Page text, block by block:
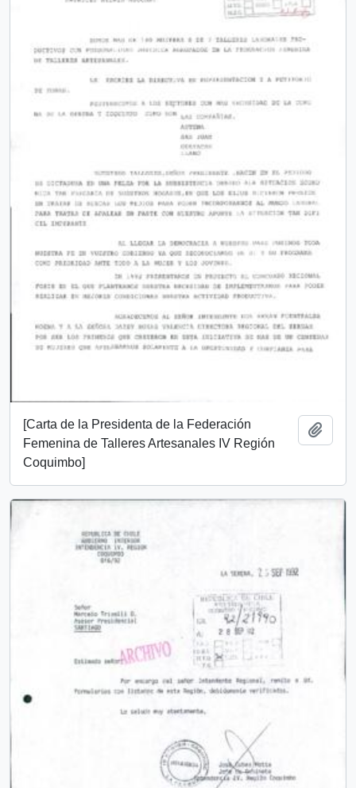
[Carta de la Presidenta de la Federación
Femenina de Talleres Artesanales IV Región
Coquimbo]